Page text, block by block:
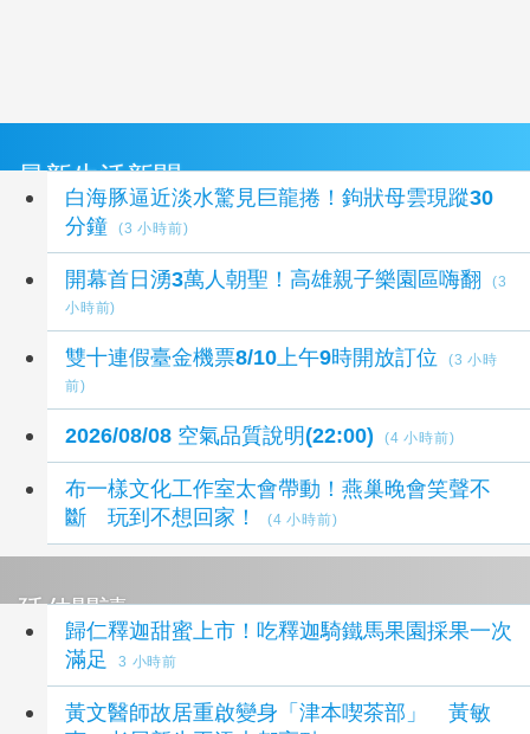
最新生活新聞
白海豚逼近淡水驚見巨龍捲！鉤狀母雲現蹤30
分鐘
(3 小時前)
開幕首日湧3萬人朝聖！高雄親子樂園區嗨翻
(3
小時前)
雙十連假臺金機票8/10上午9時開放訂位
(3 小時
前)
2026/08/08 空氣品質說明(22:00) (4 小時前)
布一樣文化工作室太會帶動！燕巢晚會笑聲不
斷 玩到不想回家！
(4 小時前)
延伸閱讀
歸仁釋迦甜蜜上市！吃釋迦騎鐵馬果園採果一次
滿足
3 小時前
黃文醫師故居重啟變身「津本喫茶部」 黃敏